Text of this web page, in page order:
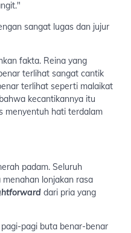
sangat lugas dan jujur
fakta. Reina yang
terlihat sangat cantik
terlihat seperti malaikat
kecantikannya itu
menyentuh hati terdalam
padam. Seluruh
lonjakan rasa
dari pria yang
pagi buta benar-benar